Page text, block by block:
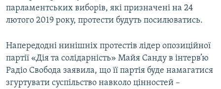
парламентських виборів, які призначені на 24
лютого 2019 року, протести будуть посилюватись.
Напередодні нинішніх протестів лідер опозиційної
партії «Дія та солідарність» Майя Санду в інтерв’ю
Радіо Свобода заявила, що її партія буде намагатися
згуртувати суспільство навколо цінностей –